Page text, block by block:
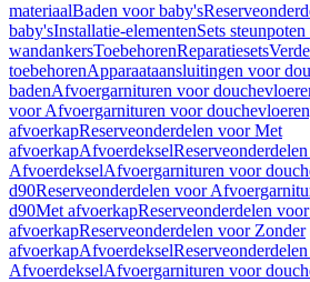
materiaalBaden voor baby's
baby'sInstallatie-elementenSets
wandankersToebehorenReparatiesets
toebehorenApparaataansluitingen voor
badenAfvoergarnituren voor
voor Afvoergarnituren voor
afvoerkapReserveonderdelen voor Met
afvoerkapAfvoerdeksel
AfvoerdekselAfvoergarnituren voor
d90Reserveonderdelen voor
d90Met afvoerkapReserveonderdelen
afvoerkapReserveonderdelen voor Zonder
afvoerkapAfvoerdeksel
AfvoerdekselAfvoergarnituren voor